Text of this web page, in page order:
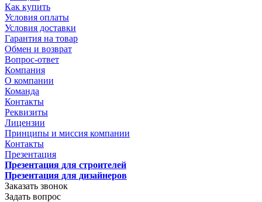
Как купить
Условия оплаты
Условия доставки
Гарантия на товар
Обмен и возврат
Вопрос-ответ
Компания
О компании
Команда
Контакты
Реквизиты
Лицензии
Принципы и миссия компании
Контакты
Презентация
Презентация для строителей
Презентация для дизайнеров
Заказать звонок
Задать вопрос